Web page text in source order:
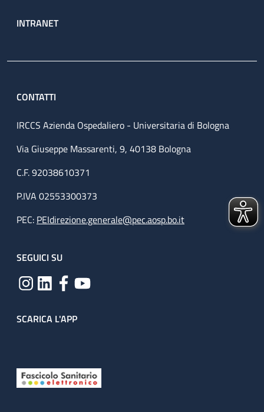
INTRANET
CONTATTI
IRCCS Azienda Ospedaliero - Universitaria di Bologna
Via Giuseppe Massarenti, 9, 40138 Bologna
C.F. 92038610371
P.IVA 02553300373
PEC: PEIdirezione.generale@pec.aosp.bo.it
SEGUICI SU
SCARICA L'APP